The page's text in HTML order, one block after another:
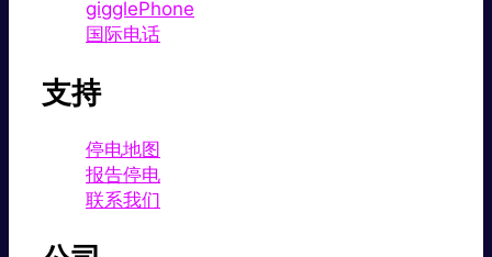
gigglePhone
国际电话
支持
停电地图
报告停电
联系我们